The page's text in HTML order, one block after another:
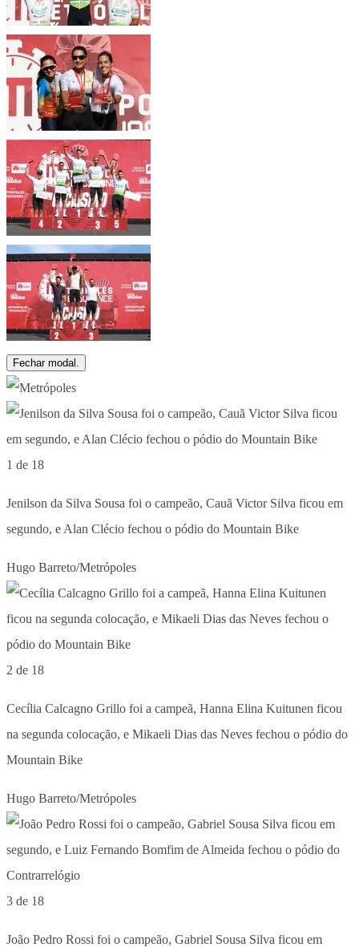
Fechar modal.
1 de 18
Jenilson da Silva Sousa foi o campeão, Cauã Victor Silva ficou em
segundo, e Alan Clécio fechou o pódio do Mountain Bike
Hugo Barreto/Metrópoles
2 de 18
Cecília Calcagno Grillo foi a campeã, Hanna Elina Kuitunen ficou
na segunda colocação, e Mikaeli Dias das Neves fechou o pódio do
Mountain Bike
Hugo Barreto/Metrópoles
3 de 18
João Pedro Rossi foi o campeão, Gabriel Sousa Silva ficou em